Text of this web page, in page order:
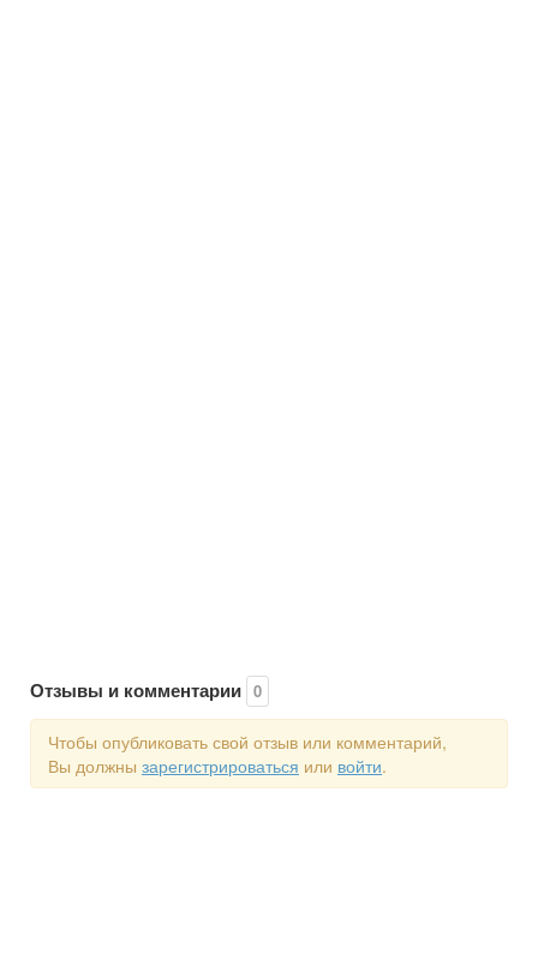
Отзывы и комментарии 0
Чтобы опубликовать свой отзыв или комментарий,
Вы должны зарегистрироваться или войти.